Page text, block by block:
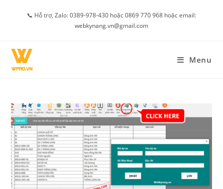
📞 Hỗ trợ, Zalo: 0389-978-430 hoặc 0869 770 968 hoặc email:
webkynang.vn@gmail.com
Menu